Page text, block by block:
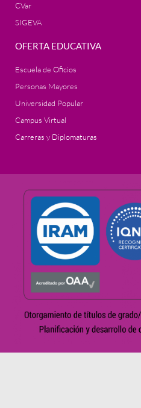
CVar
SIGEVA
OFERTA EDUCATIVA
Escuela de Oficios
Personas Mayores
Universidad Popular
Campus Virtual
Carreras y Diplomaturas